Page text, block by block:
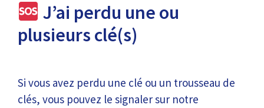
J’ai perdu une ou
plusieurs clé(s)
Si vous avez perdu une clé ou un trousseau de
clés, vous pouvez le signaler sur notre